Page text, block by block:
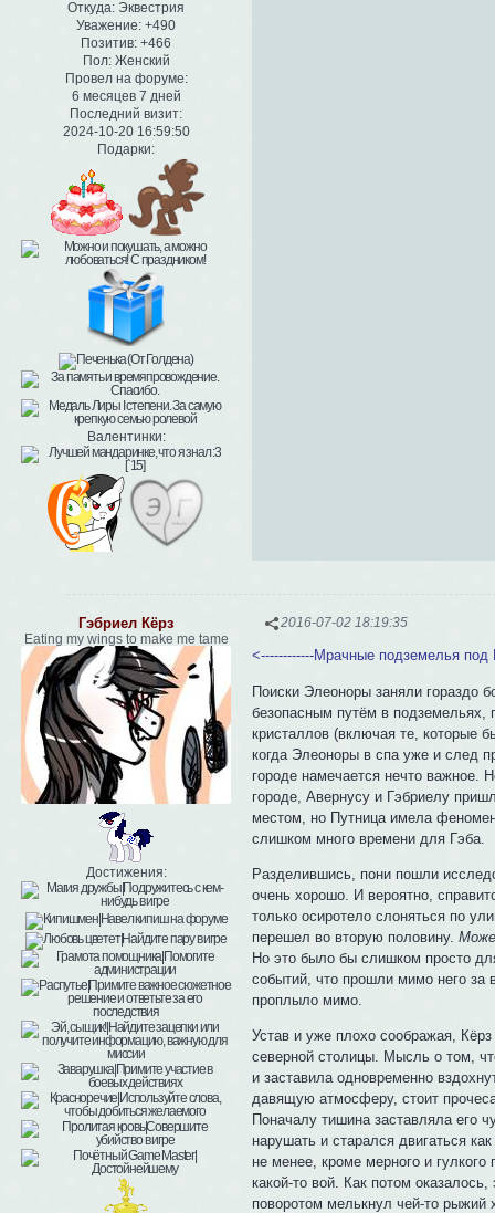
Откуда: Эквестрия
Уважение: +490
Позитив: +466
Пол:Женский
Провел на форуме:
6 месяцев 7 дней
Последний визит:
2024-10-20 16:59:50
Подарки:
Валентинки:
2016-07-02 18:19:35
Гэбриел Кёрз
Eating my wings to make me tame
Достижения:
<------------Мрачные подземелья под
Поиски Элеоноры заняли гораздо
безопасным путём в подземельях,
кристаллов (включая те, которые
когда Элеоноры в спа уже и след
городе намечается нечто
городе, Авернусу и Гэбриелу
местом, но Путница имела
слишком много времени для Гэба.
Разделившись, пони пошли
очень хорошо. И вероятно,
только осиротело слоняться по
перешел во вторую половину.
Но это было бы слишком просто
событий, что прошли мимо него за
проплыло мимо.
Устав и уже плохо соображая,
северной столицы. Мысль о том,
и заставила одновременно
давящую атмосферу, стоит
Поначалу тишина заставляла его
нарушать и старался двигаться
не менее, кроме мерного и
какой-то вой. Как потом
поворотом мелькнул чей-то рыжий